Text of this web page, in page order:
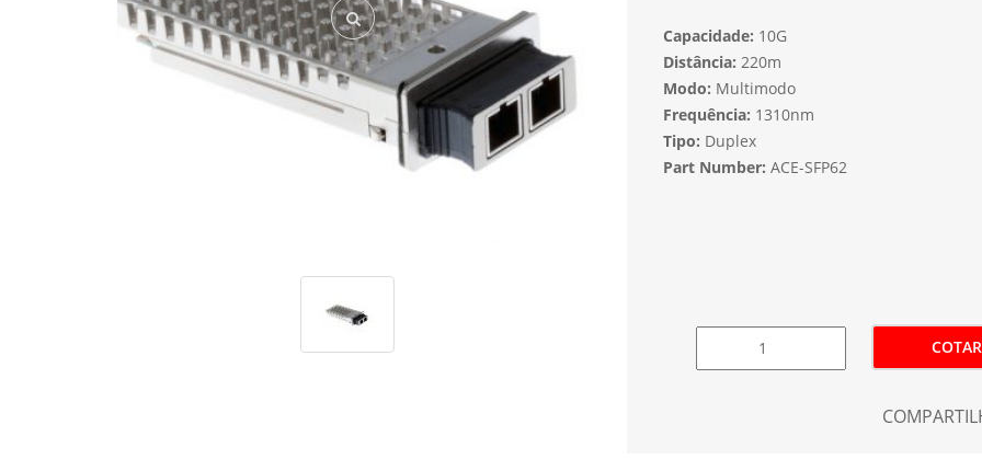
Capacidade: 10G
Distância: 220m
Modo: Multimodo
Frequência: 1310nm
Tipo: Duplex
Part Number: ACE-SFP62
COTAR